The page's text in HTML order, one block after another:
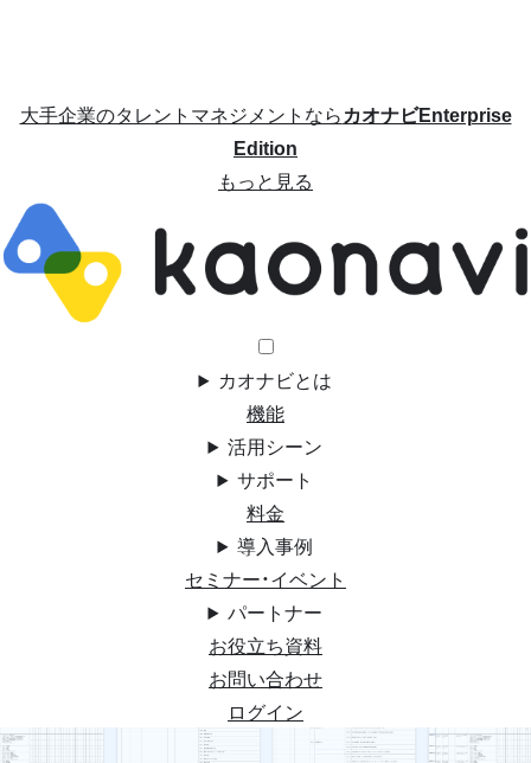
大手企業のタレントマネジメントならカオナビEnterprise
Edition
もっと見る
カオナビとは
機能
活用シーン
サポート
料金
導入事例
セミナー・イベント
パートナー
お役立ち資料
お問い合わせ
ログイン